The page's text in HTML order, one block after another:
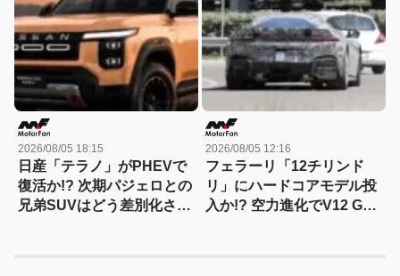
を読み解く
2026/08/05 18:15
日産「テラノ」がPHEVで
復活か!? 次期パジェロとの
兄弟SUVはどう差別化され
2026/08/05 12:16
フェラーリ「12チリンド
リ」にハードコアモデル投
入か!? 空力進化でV12 GT